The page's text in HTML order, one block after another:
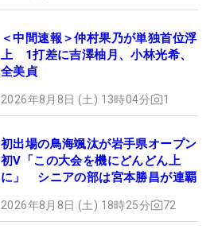
＜中間速報＞仲村果乃が単独首位浮
上 1打差に吉澤柚月、小林光希、
全美貞
2026年8月8日 (土) 13時04分 1
初出場の鳥海颯汰が岩手県オープン
初V「この大会を機にどんどん上
に」 シニアの部は宮本勝昌が連覇
2026年8月8日 (土) 18時25分 72